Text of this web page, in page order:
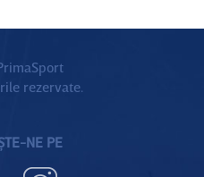
rezervate.
NE PE